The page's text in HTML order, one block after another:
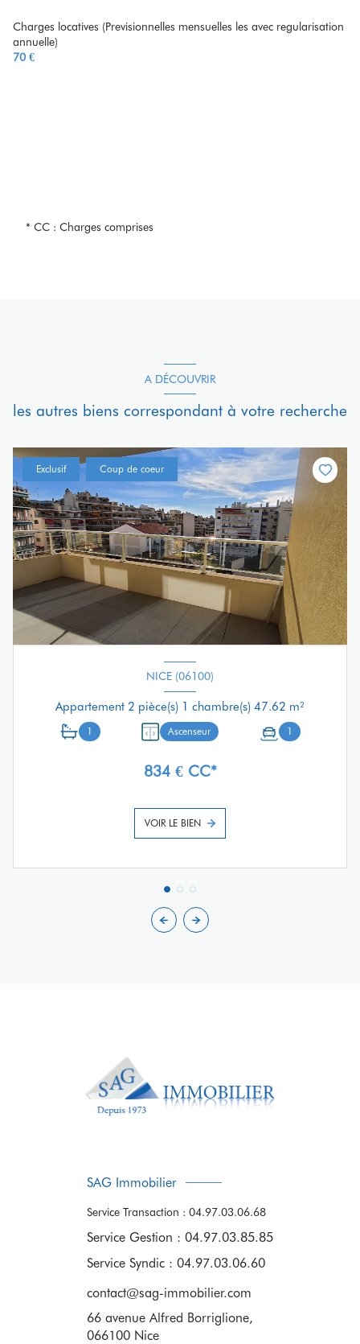
Charges locatives (Previsionnelles mensuelles les avec regularisation
annuelle)
70 €
* CC : Charges comprises
A DÉCOUVRIR
les autres biens correspondant à votre recherche
Exclusif Coup de coeur
NICE (06100)
Appartement 2 pièce(s) 1 chambre(s) 47.62 m²
1 Ascenseur 1
834 € CC*
VOIR LE BIEN
SAG Immobilier
Service Transaction : 04.97.03.06.68
Service Gestion : 04.97.03.85.85
Service Syndic : 04.97.03.06.60
contact@sag-immobilier.com
66 avenue Alfred Borriglione,
066100 Nice